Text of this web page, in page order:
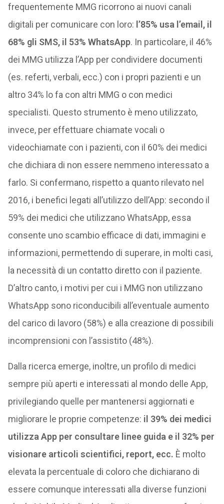
frequentemente MMG ricorrono ai nuovi canali
digitali per comunicare con loro: l’85% usa l’email, il
68% gli SMS, il 53% WhatsApp. In particolare, il 46%
dei MMG utilizza l’App per condividere documenti
(es. referti, verbali, ecc.) con i propri pazienti e un
altro 34% lo fa con altri MMG o con medici
specialisti. Questo strumento è meno utilizzato,
invece, per effettuare chiamate vocali o
videochiamate con i pazienti, con il 60% dei medici
che dichiara di non essere nemmeno interessato a
farlo. Si confermano, rispetto a quanto rilevato nel
2016, i benefici legati all’utilizzo dell’App: secondo il
59% dei medici che utilizzano WhatsApp, essa
consente uno scambio efficace di dati, immagini e
informazioni, permettendo di superare, in molti casi,
la necessità di un contatto diretto con il paziente.
D’altro canto, i motivi per cui i MMG non utilizzano
WhatsApp sono riconducibili all’eventuale aumento
del carico di lavoro (58%) e alla creazione di possibili
incomprensioni con l’assistito (48%).
Dalla ricerca emerge, inoltre, un profilo di medici
sempre più aperti e interessati al mondo delle App,
privilegiando quelle per mantenersi aggiornati e
migliorare le proprie competenze: il 39% dei medici
utilizza App per consultare linee guida e il 32% per
visionare articoli scientifici, report, ecc. È molto
elevata la percentuale di coloro che dichiarano di
essere comunque interessati alla diverse funzioni